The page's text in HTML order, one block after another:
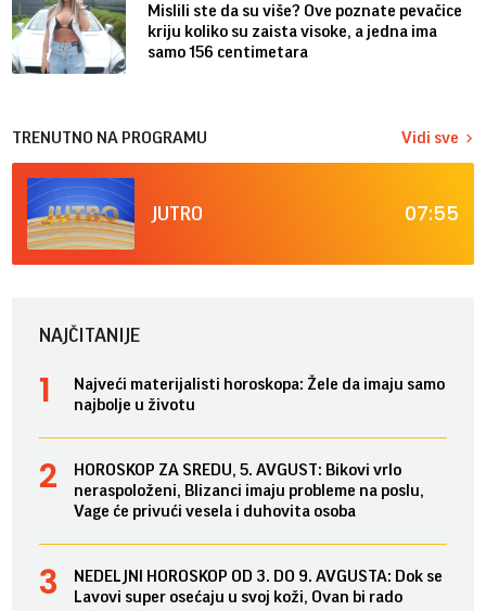
Mislili ste da su više? Ove poznate pevačice
kriju koliko su zaista visoke, a jedna ima
samo 156 centimetara
TRENUTNO NA PROGRAMU Vidi sve
JUTRO 07:55
NAJČITANIJE
Najveći materijalisti horoskopa: Žele da imaju samo
najbolje u životu
HOROSKOP ZA SREDU, 5. AVGUST: Bikovi vrlo
neraspoloženi, Blizanci imaju probleme na poslu,
Vage će privući vesela i duhovita osoba
NEDELJNI HOROSKOP OD 3. DO 9. AVGUSTA: Dok se
Lavovi super osećaju u svoj koži, Ovan bi rado